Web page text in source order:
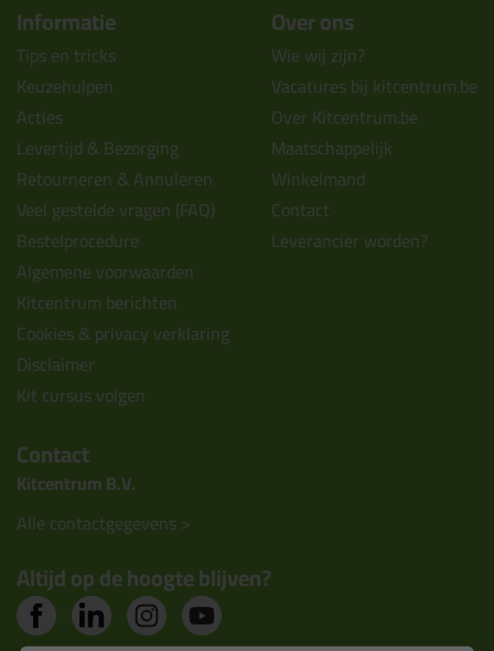
Informatie
Tips en tricks
Keuzehulpen
Acties
Levertijd & Bezorging
Retourneren & Annuleren
Veel gestelde vragen (FAQ)
Bestelprocedure
Algemene voorwaarden
Kitcentrum berichten
Cookies & privacy verklaring
Disclaimer
Kit cursus volgen
Over ons
Wie wij zijn?
Vacatures bij kitcentrum.be
Over Kitcentrum.be
Maatschappelijk
Winkelmand
Contact
Leverancier worden?
Contact
Kitcentrum B.V.
Alle contactgegevens >
Altijd op de hoogte blijven?